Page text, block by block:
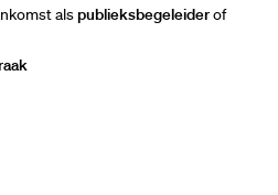
alspublieksbegeleiderof